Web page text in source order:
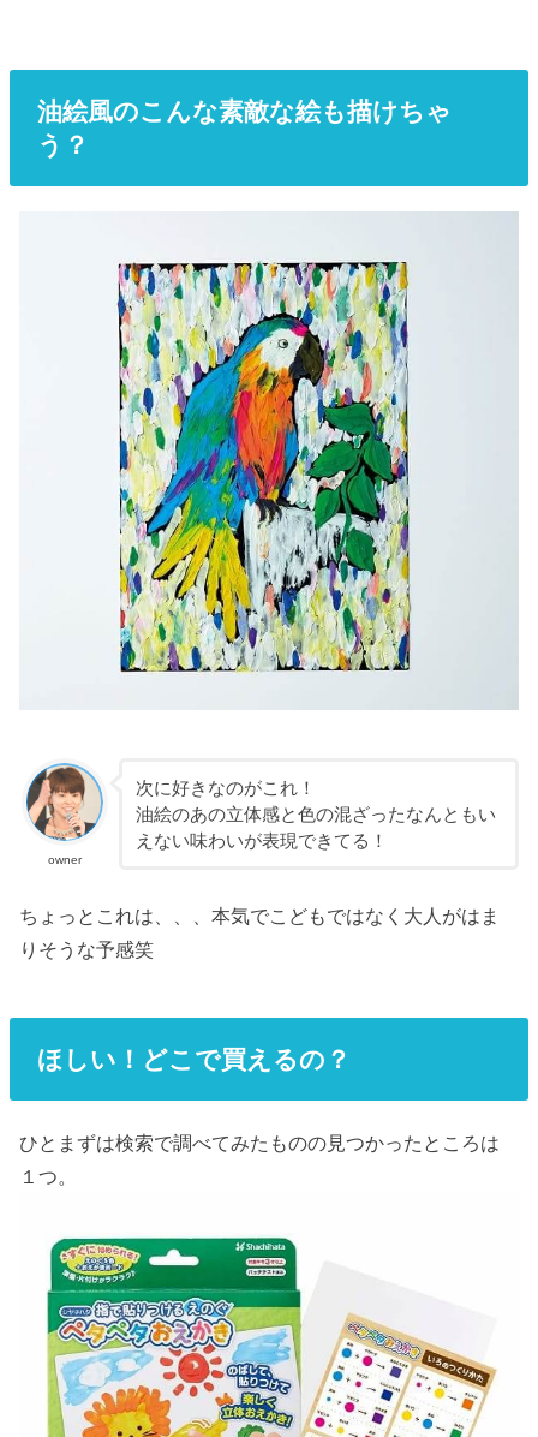
油絵風のこんな素敵な絵も描けちゃ
う？
owner
次に好きなのがこれ！
油絵のあの立体感と色の混ざったなんともい
えない味わいが表現できてる！
ちょっとこれは、、、本気でこどもではなく大人がはま
りそうな予感笑
ほしい！どこで買えるの？
ひとまずは検索で調べてみたものの見つかったところは
１つ。